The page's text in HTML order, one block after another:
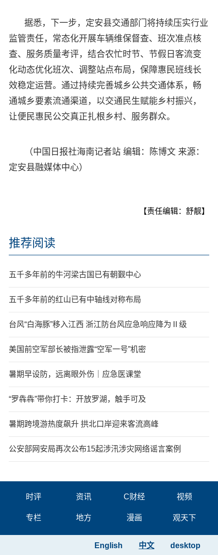
据悉，下一步，定安县交通部门将持续压实行业
监管责任，常态化开展车辆维保督查、班次准点核
查、服务质量考评，结合农忙时节、节假日客流变
化动态优化班次、调整站点布局，保障惠民班线长
效稳定运营。通过持续完善城乡公共交通体系，畅
通城乡要素流通渠道，以交通民生赋能乡村振兴，
让便民惠民公交真正扎根乡村、服务群众。
（中国日报社海南记者站 编辑：陈博文 来源：
定安县融媒体中心）
【责任编辑：舒靓】
推荐阅读
五千多年前的牛河梁古国已有朝觐中心
五千多年前的红山已有中轴线对称布局
台风“白海豚”移入江西 浙江防台风应急响应降为Ⅱ级
美国前空军部长被指泄露“空军一号”机密
暑期早设防，远离眼外伤｜应急医课堂
“罗犇犇”带你打卡：开放罗湖，触手可及
暑期跨境游热度飙升 拱北口岸迎来客流高峰
公安部网安局再次公布15起涉汛涉灾网络谣言案例
时评 资讯 C财经 视频
专栏 地方 漫画 观天下
desktop
中文
English